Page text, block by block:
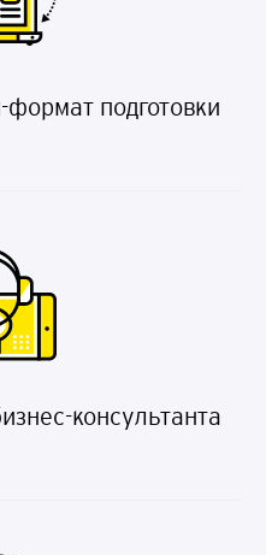
подготовки
консультанта